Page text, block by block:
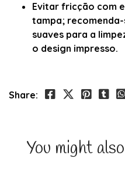
Evitar fricção com
tampa;
suaves para a
o design impresso.
Share:
You might